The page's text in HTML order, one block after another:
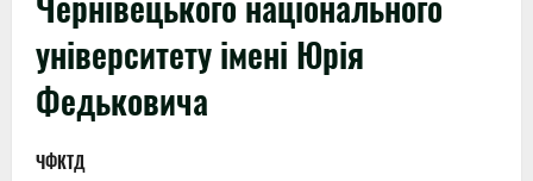
університету імені Юрія
Федьковича
ЧФКТД